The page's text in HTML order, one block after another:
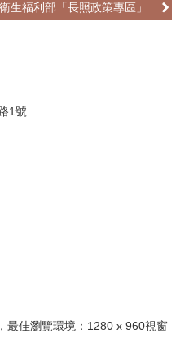
衛生福利部「長照政策專區」
1號
最佳瀏覽環境：1280 x 960視窗